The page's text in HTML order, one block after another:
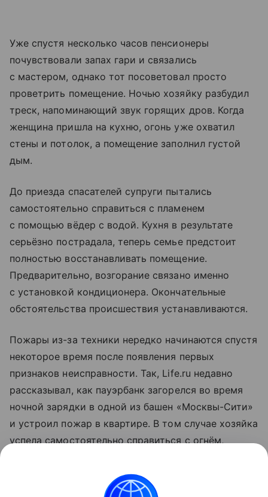
Уже спустя несколько часов пенсионеры
почувствовали запах гари и связались
с мастером, однако тот посоветовал просто
проветрить помещение. Ночью хозяйку разбудил
треск, напоминающий звук горящих дров. Когда
женщина пришла на кухню, огонь уже охватил
стены и потолок, а помещение заполнил густой
дым.
До приезда спасателей супруги пытались
самостоятельно справиться с пламенем
с помощью вёдер с водой. Кухня в результате
серьёзно пострадала, теперь семье предстоит
полностью восстанавливать помещение.
Предварительно, возгорание связано именно
с установкой кондиционера. Окончательные
обстоятельства происшествия устанавливаются.
Пожары из-за техники нередко начинаются спустя
некоторое время после появления первых
признаков неисправности. Так, Life.ru недавно
рассказывал, как пауэрбанк загорелся во время
ночной зарядки в одной из башен «Москвы-Сити»
и устроил пожар в квартире. В том случае хозяйка
успела самостоятельно справиться с огнём,
Больше актуальных событий в режиме реального